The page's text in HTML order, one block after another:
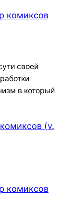
комиксов
своей
в который
(v.
комиксов